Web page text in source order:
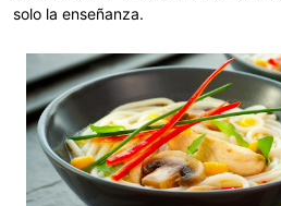
solo la enseñanza.